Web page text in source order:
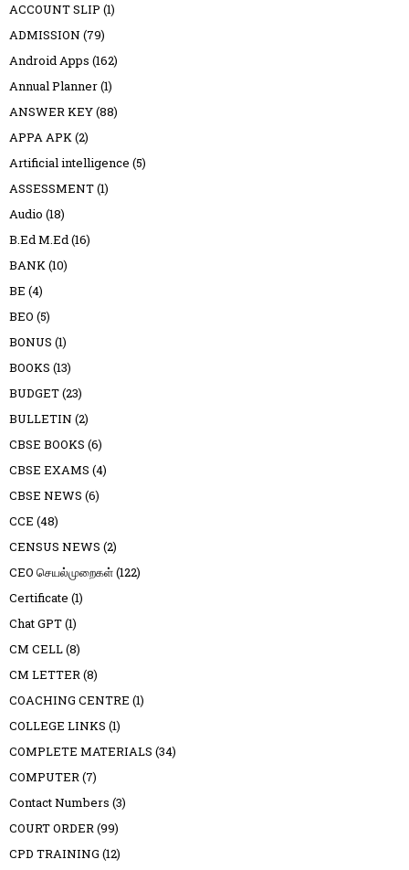
ACCOUNT SLIP (1)
ADMISSION (79)
Android Apps (162)
Annual Planner(1)
ANSWER KEY(88)
APPA APK(2)
Artificial intelligence (5)
ASSESSMENT(1)
Audio (18)
B.Ed M.Ed(16)
BANK(10)
BE (4)
BEO (5)
BONUS (1)
BOOKS (13)
BUDGET(23)
BULLETIN (2)
CBSE BOOKS (6)
CBSE EXAMS (4)
CBSE NEWS (6)
CCE (48)
CENSUS NEWS (2)
CEO செயல்முறைகள்(122)
Certificate (1)
Chat GPT(1)
CM CELL(8)
CM LETTER(8)
COACHING CENTRE (1)
COLLEGE LINKS (1)
COMPLETE MATERIALS (34)
COMPUTER(7)
Contact Numbers (3)
COURT ORDER(99)
CPD TRAINING (12)